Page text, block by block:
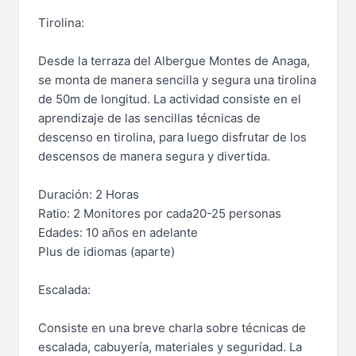
Tirolina:
Desde la terraza del Albergue Montes de Anaga,
se monta de manera sencilla y segura una tirolina
de 50m de longitud. La actividad consiste en el
aprendizaje de las sencillas técnicas de
descenso en tirolina, para luego disfrutar de los
descensos de manera segura y divertida.
Duración: 2 Horas
Ratio: 2 Monitores por cada20-25 personas
Edades: 10 años en adelante
Plus de idiomas (aparte)
Escalada:
Consiste en una breve charla sobre técnicas de
escalada, cabuyería, materiales y seguridad. La